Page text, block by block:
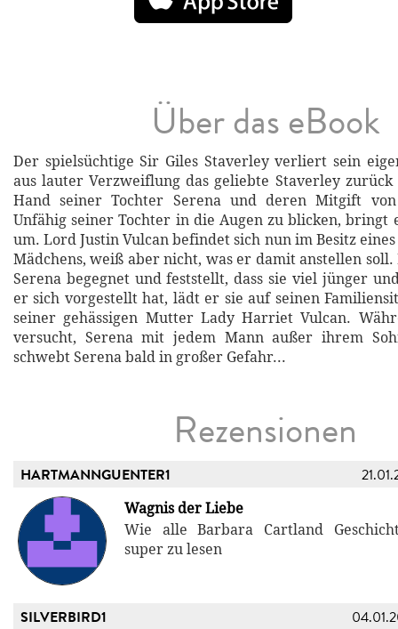
Über das eBook
Der spielsüchtige Sir Giles Staverley verliert sein
aus lauter Verzweiflung das geliebte Staverley
Hand seiner Tochter Serena und deren Mitgift von
Unfähig seiner Tochter in die Augen zu blicken, bringt
um. Lord Justin Vulcan befindet sich nun im Besitz eines
Mädchens, weiß aber nicht, was er damit anstellen
Serena begegnet und feststellt, dass sie viel jünger
er sich vorgestellt hat, lädt er sie auf seinen
seiner gehässigen Mutter Lady Harriet Vulcan.
versucht, Serena mit jedem Mann außer ihrem
schwebt Serena bald in großer Gefahr...
Rezensionen
HARTMANNGUENTER1
Wagnis der Liebe
Wie alle Barbara Cartland
super zu lesen
SILVERBIRD1